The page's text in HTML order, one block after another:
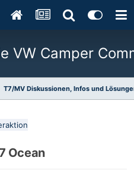
T7/MV Diskussionen, Infos und
Ocean